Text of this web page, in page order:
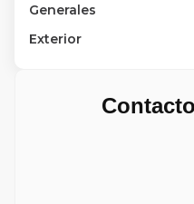
Generales
Exterior